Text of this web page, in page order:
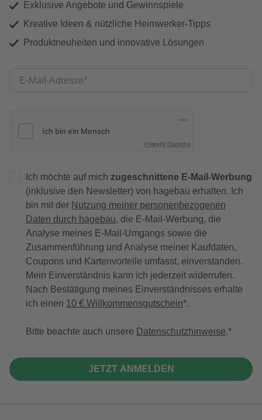
Exklusive Angebote und Gewinnspiele
Kreative Ideen & nützliche Heimwerker-Tipps
Produktneuheiten und innovative Lösungen
E-Mail-Adresse
Friendly Captcha
Ich möchte auf mich zugeschnittene E-Mail-Werbung
(inklusive den Newsletter) von hagebau erhalten. Ich
bin mit der Nutzung meiner personenbezogenen
Daten durch hagebau, die E-Mail-Werbung, die
Analyse meines E-Mail-Umgangs sowie die
Zusammenführung und Analyse meiner Kaufdaten,
Coupons und Kartenvorteile umfasst, einverstanden.
Mein Einverständnis kann ich jederzeit widerrufen.
Nach Bestätigung meines Einverständnisses erhalte
ich einen 10 € Willkommensgutschein*.
Bitte beachte auch unsere Datenschutzhinweise.
JETZT ANMELDEN